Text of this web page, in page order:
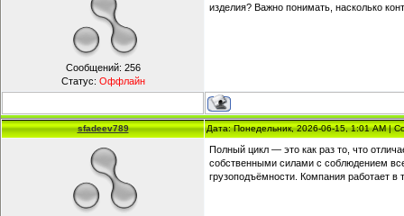
Сообщений: 256
Статус: Оффлайн
изделия? Важно понимать, насколько
sfadeev789 Дата: Понедельник, 2026-06-15, 1:01 AM |
Полный цикл — это как раз то, что
собственными силами с соблюдением
грузоподъёмности. Компания работает в